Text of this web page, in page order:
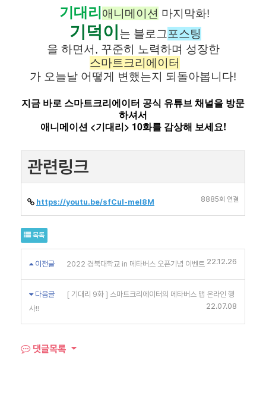
기대리 애니메이션 마지막화!
기덕이는 블로그 포스팅
을 하면서, 꾸준히 노력하며 성장한
스마트크리에이터
가 오늘날 어떻게 변했는지 되돌아봅니다!
지금 바로 스마트크리에이터 공식 유튜브 채널을 방문
하셔서
애니메이션 <기대리> 10화를 감상해 보세요!
관련링크
https://youtu.be/sfCul-mel8M 8885회 연결
목록
이전글 2022 경북대학교 in 메타버스 오픈기념 이벤트 22.12.26
다음글
[ 기대리 9화 ] 스마트크리에이터의 메타버스 맵 온라인 행
사!!
22.07.08
댓글목록